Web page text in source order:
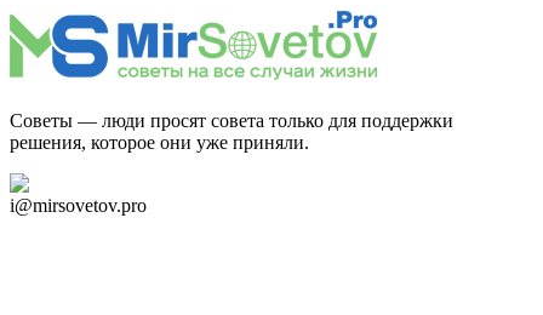
Советы — люди просят совета только для поддержки
решения, которое они уже приняли.
i@mirsovetov.pro